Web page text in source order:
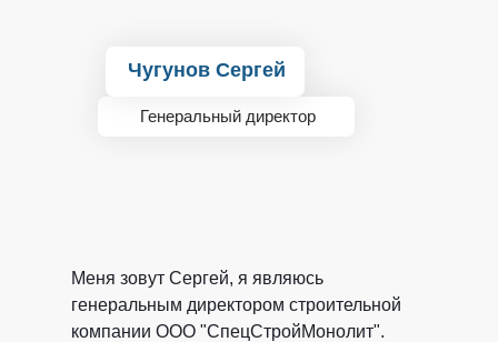
Меня зовут Сергей, я являюсь
генеральным директором строительной
компании ООО "СпецСтройМонолит".
Генеральный директор
Чугунов Сергей